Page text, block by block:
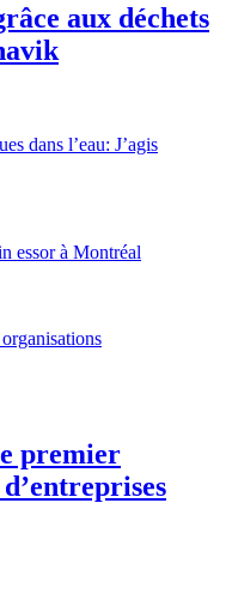
aux déchets
dans l’eau: J’agis
essor à Montréal
premier